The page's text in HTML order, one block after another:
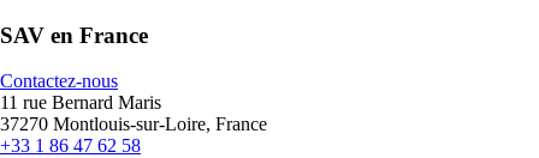
SAV en France
Contactez-nous
11 rue Bernard Maris
37270 Montlouis-sur-Loire, France
+33 1 86 47 62 58